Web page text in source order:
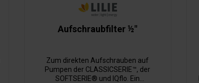
Aufschraubfilter ½"
Zum direkten Aufschrauben auf
Pumpen der CLASSICSERIE™, der
SOFTSERIE® und IQflo. Ein